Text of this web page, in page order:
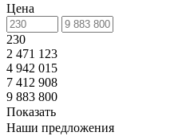
Цена
230
2 471 123
4 942 015
7 412 908
9 883 800
Показать
Наши предложения